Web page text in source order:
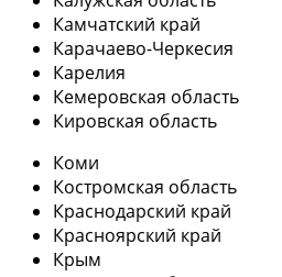
Камчатский край
Карачаево-Черкесия
Карелия
Кемеровская область
Кировская область
Коми
Костромская область
Краснодарский край
Красноярский край
Крым